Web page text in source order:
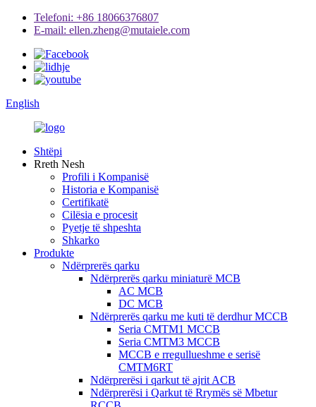
Telefoni: +86 18066376807
E-mail: ellen.zheng@mutaiele.com
English
Shtëpi
Rreth Nesh
Profili i Kompanisë
Historia e Kompanisë
Certifikatë
Cilësia e procesit
Pyetje të shpeshta
Shkarko
Produkte
Ndërprerës qarku
Ndërprerës qarku miniaturë MCB
AC MCB
DC MCB
Ndërprerës qarku me kuti të derdhur MCCB
Seria CMTM1 MCCB
Seria CMTM3 MCCB
MCCB e rregullueshme e serisë
CMTM6RT
Ndërprerësi i qarkut të ajrit ACB
Ndërprerësi i Qarkut të Rrymës së Mbetur